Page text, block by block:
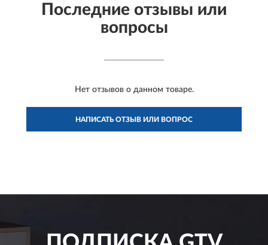
Последние отзывы или
вопросы
Нет отзывов о данном товаре.
НАПИСАТЬ ОТЗЫВ ИЛИ ВОПРОС